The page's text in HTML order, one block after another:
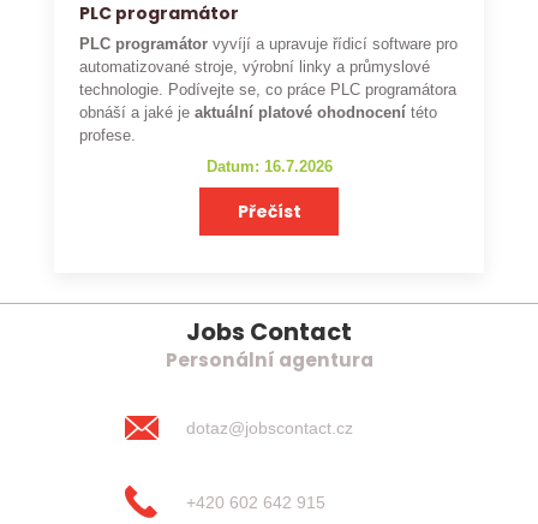
PLC programátor
PLC programátor vyvíjí a upravuje řídicí software pro
automatizované stroje, výrobní linky a průmyslové
technologie. Podívejte se, co práce PLC programátora
obnáší a jaké je aktuální platové ohodnocení této
profese.
Datum: 16.7.2026
Přečíst
Jobs Contact
Personální agentura
dotaz@jobscontact.cz
+420 602 642 915